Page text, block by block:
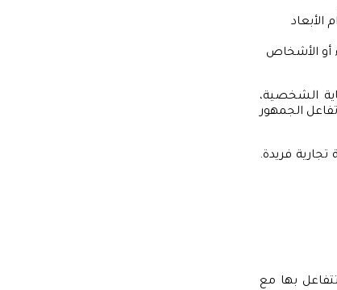
الأبعاد
أو الأشخاص
الشخصية،
الجمهور
فريدة.
بها مع